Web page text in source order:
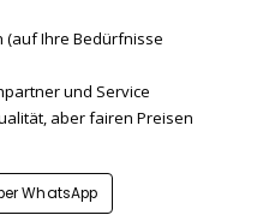
(auf Ihre Bedürfnisse
und Service
aber fairen Preisen
WhatsApp